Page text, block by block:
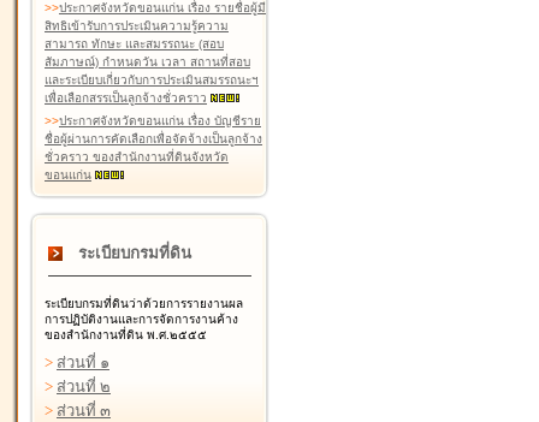
>>ประกาศจังหวัดขอนแก่น เรื่อง รายชื่อผู้มี
สิทธิเข้ารับการประเมินความรู้ความ
สามารถ ทักษะ และสมรรถนะ (สอบ
สัมภาษณ์) กำหนดวัน เวลา สถานที่สอบ
และระเบียบเกี่ยวกับการประเมินสมรรถนะฯ
เพื่อเลือกสรรเป็นลูกจ้างชั่วคราว
>>ประกาศจังหวัดขอนแก่น เรื่อง บัญชีราย
ชื่อผู้ผ่านการคัดเลือกเพื่อจัดจ้างเป็นลูกจ้าง
ชั่วคราว ของสำนักงานที่ดินจังหวัด
ขอนแก่น
ระเบียบกรมที่ดิน
ระเบียบกรมที่ดินว่าด้วยการรายงานผล
การปฏิบัติงานและการจัดการงานค้าง
ของสำนักงานที่ดิน พ.ศ.๒๕๕๕
> ส่วนที่ ๑
> ส่วนที่ ๒
> ส่วนที่ ๓